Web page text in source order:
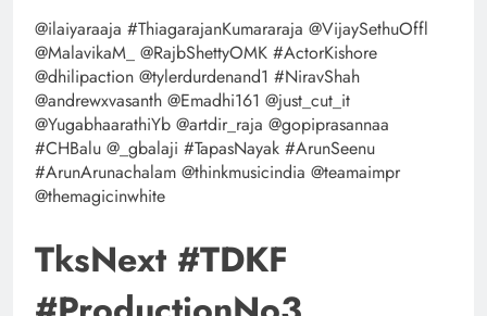
@ilaiyaraaja #ThiagarajanKumararaja @VijaySethuOffl
@MalavikaM_ @RajbShettyOMK #ActorKishore
@dhilipaction @tylerdurdenand1 #NiravShah
@andrewxvasanth @Emadhi161 @just_cut_it
@YugabhaarathiYb @artdir_raja @gopiprasannaa
#CHBalu @_gbalaji #TapasNayak #ArunSeenu
#ArunArunachalam @thinkmusicindia @teamaimpr
@themagicinwhite
TksNext #TDKF